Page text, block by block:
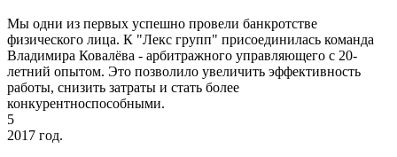
Мы одни из первых успешно провели банкротстве
физического лица. К "Лекс групп" присоединилась команда
Владимира Ковалёва - арбитражного управляющего с 20-
летний опытом. Это позволило увеличить эффективность
работы, снизить затраты и стать более
конкурентноспособными.
5
2017 год.